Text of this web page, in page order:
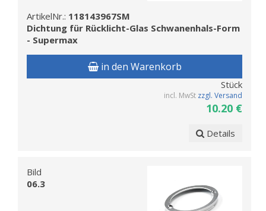
ArtikelNr.: 118143967SM
Dichtung für Rücklicht-Glas Schwanenhals-Form
- Supermax
in den Warenkorb
Stück
incl. MwSt zzgl. Versand
10.20 €
Details
Bild
06.3